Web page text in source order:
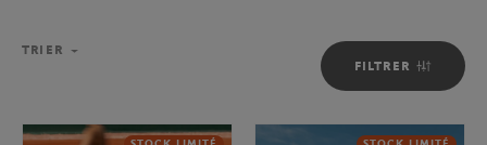
FILTRER
TRIER